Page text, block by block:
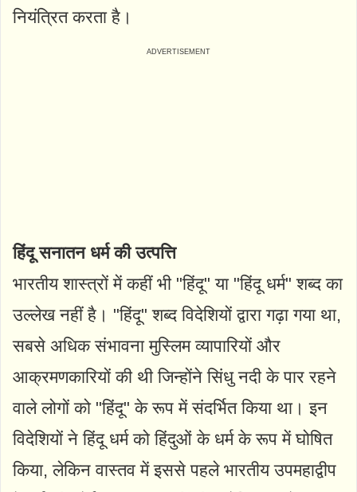
नियंत्रित करता है।
हिंदू सनातन धर्म की उत्पत्ति
भारतीय शास्त्रों में कहीं भी "हिंदू" या "हिंदू धर्म" शब्द का
उल्लेख नहीं है। "हिंदू" शब्द विदेशियों द्वारा गढ़ा गया था,
सबसे अधिक संभावना मुस्लिम व्यापारियों और
आक्रमणकारियों की थी जिन्होंने सिंधु नदी के पार रहने
वाले लोगों को "हिंदू" के रूप में संदर्भित किया था। इन
विदेशियों ने हिंदू धर्म को हिंदुओं के धर्म के रूप में घोषित
किया, लेकिन वास्तव में इससे पहले भारतीय उपमहाद्वीप